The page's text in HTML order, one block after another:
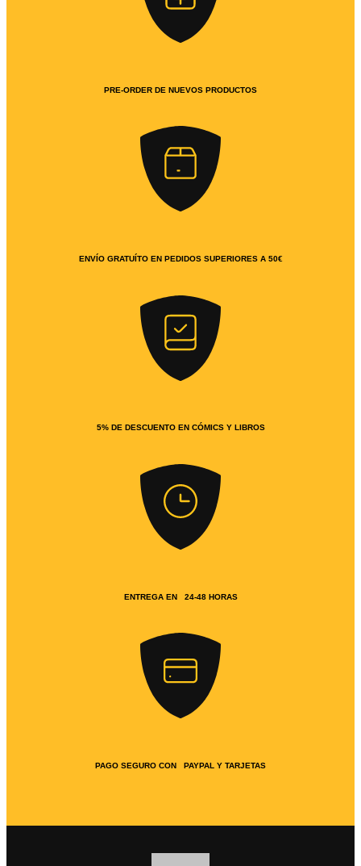
PRE-ORDER DE NUEVOS PRODUCTOS
ENVÍO GRATUÍTO EN PEDIDOS SUPERIORES A 50€
5% DE DESCUENTO EN CÓMICS Y LIBROS
ENTREGA EN 24-48 HORAS
PAGO SEGURO CON PAYPAL Y TARJETAS